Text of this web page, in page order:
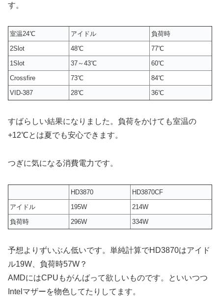
す。
室温24℃ アイドル
負荷時
2Slot
48℃
77℃
1Slot
37～43℃
60℃
Crossfire
73℃
84℃
VID-387
28℃ 36℃
すばらしい結果になりました。負荷をかけても室温の
+12℃とは夏でも安心できます。
つぎに気になる消費電力です。
HD3870
HD3870CF
アイドル
195W
214W
負荷時
296W 334W
予想よりずいぶん低いです。単純計算でHD3870はアイド
ル19W、負荷時57W？
AMDにはCPUもがんばって欲しいものです。といいつつ
Intelマザーを物色してたりしてます。